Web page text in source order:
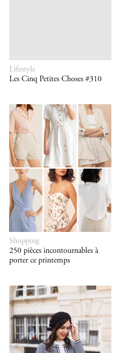
Lifestyle
Les Cinq Petites Choses #310
Shopping
250 pièces incontournables à
porter ce printemps